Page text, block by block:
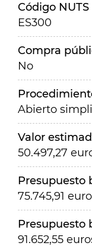
Código NUTS
ES300
Compra
No
Abierto
Valor
50.497,27
Presupuesto
75.745,91
Presupuesto
91.652,55